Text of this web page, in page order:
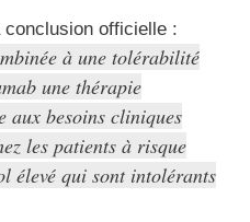
officielle :
à une tolérabilité
une thérapie
aux besoins cliniques
les patients à risque
élevé qui sont intolérants